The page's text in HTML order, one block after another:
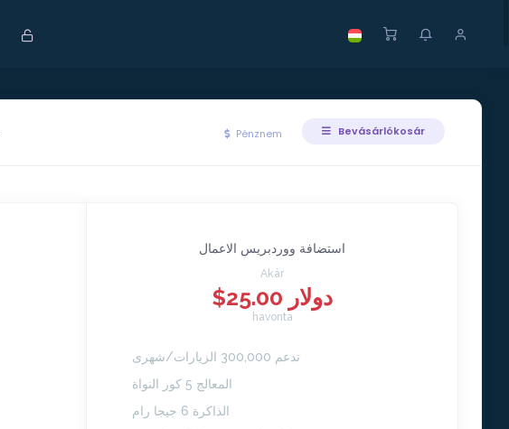
Pénznem Bevásárlókosár
استضافة ووردبريس الاعمال
Akár
$25.00 دولار
havonta
تدعم 300,000 الزيارات/شهرى
المعالج 5 كور النواة
الذاكرة 6 جيجا رام